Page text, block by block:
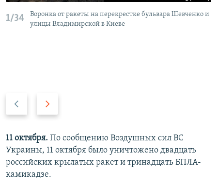
1/34
Воронка от ракеты на перекрестке бульвара Шевченко и
улицы Владимирской в Киеве
д
ы
д
у
д
у
ю
щ
11 октября. По сообщению Воздушных сил ВС
Украины, 11 октября было уничтожено двадцать
российских крылатых ракет и тринадцать БПЛА-
камикадзе.